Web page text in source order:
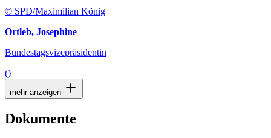
© SPD/Maximilian König
Ortleb, Josephine
Bundestagsvizepräsidentin
()
mehr anzeigen
Dokumente